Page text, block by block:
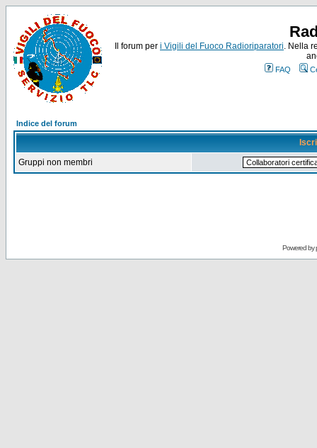
Il forum per i Vigili del Fuoco Radioriparatori. Nella
FAQ
Indice del forum
Gruppi non membri
Powered by